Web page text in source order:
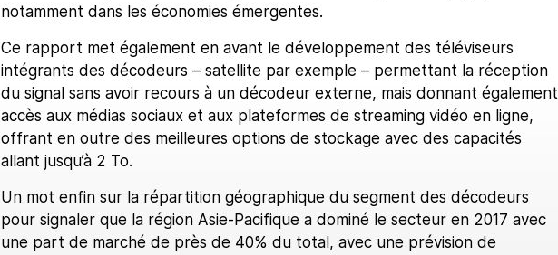
notamment dans les économies émergentes.
Ce rapport met également en avant le développement des téléviseurs
intégrants des décodeurs – satellite par exemple – permettant la réception
du signal sans avoir recours à un décodeur externe, mais donnant également
accès aux médias sociaux et aux plateformes de streaming vidéo en ligne,
offrant en outre des meilleures options de stockage avec des capacités
allant jusqu’à 2 To.
Un mot enfin sur la répartition géographique du segment des décodeurs
pour signaler que la région Asie-Pacifique a dominé le secteur en 2017 avec
une part de marché de près de 40% du total, avec une prévision de